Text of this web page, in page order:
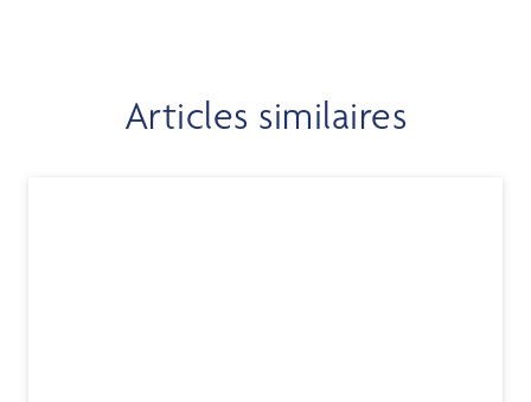
Articles similaires